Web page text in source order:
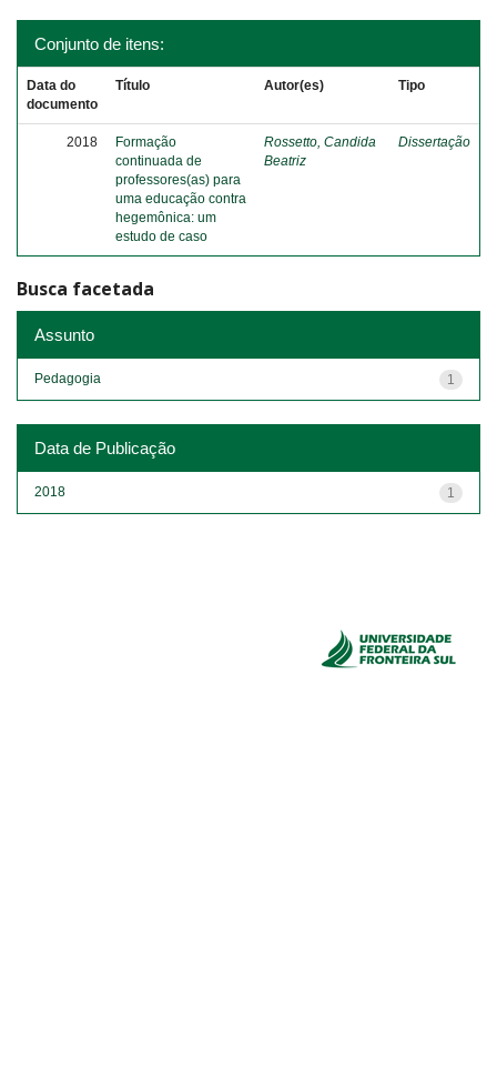
Conjunto de itens:
Data do
documento
Título Autor(es) Tipo
2018
Formação
continuada de
professores(as) para
uma educação contra
hegemônica: um
estudo de caso
Rossetto, Candida
Beatriz
Dissertação
Busca facetada
Assunto
1
Pedagogia
Data de Publicação
1
2018